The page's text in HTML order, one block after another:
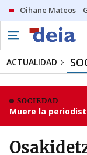
Oihane Mateos
ACTUALIDAD
SOCIEDAD
Muere la